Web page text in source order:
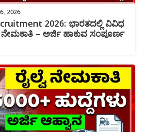
2026
2026: ಭಾರತದಲ್ಲಿ ವಿವಿಧ
– ಅರ್ಜಿ ಹಾಕುವ ಸಂಪೂರ್ಣ